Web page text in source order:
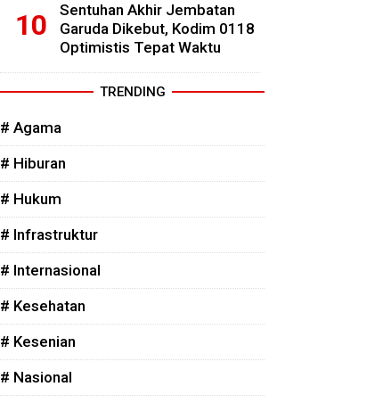
Sentuhan Akhir Jembatan
Garuda Dikebut, Kodim 0118
Optimistis Tepat Waktu
TRENDING
# Agama
# Hiburan
# Hukum
# Infrastruktur
# Internasional
# Kesehatan
# Kesenian
# Nasional